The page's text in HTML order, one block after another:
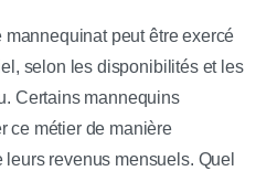
mannequinat peut être exercé
selon les disponibilités et les
Certains mannequins
ce métier de manière
revenus mensuels. Quel